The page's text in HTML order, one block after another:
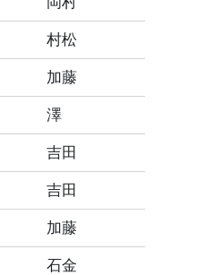
村松
加藤
澤
吉田
吉田
加藤
石金